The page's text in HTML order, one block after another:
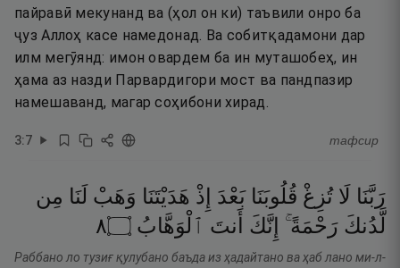
пайравӣ мекунанд ва (ҳол он ки) таъвили онро ба
ҷуз Аллоҳ касе намедонад. Ва собитқадамони дар
илм мегӯянд: имон овардем ба ин муташобеҳ, ин
ҳама аз назди Парвардигори мост ва пандпазир
намешаванд, магар соҳибони хирад.
3:7 тафсир
رَبَّنَا لَا تُزِغْ قُلُوبَنَا بَعْدَ إِذْ هَدَيْتَنَا وَهَبْ لَنَا مِن
لَّدُنكَ رَحْمَةً ۚ إِنَّكَ أَنتَ ٱلْوَهَّابُ ۝٨
Раббано ло тузиғ қулубано баъда из ҳадайтано ва ҳаб лано ми-л-